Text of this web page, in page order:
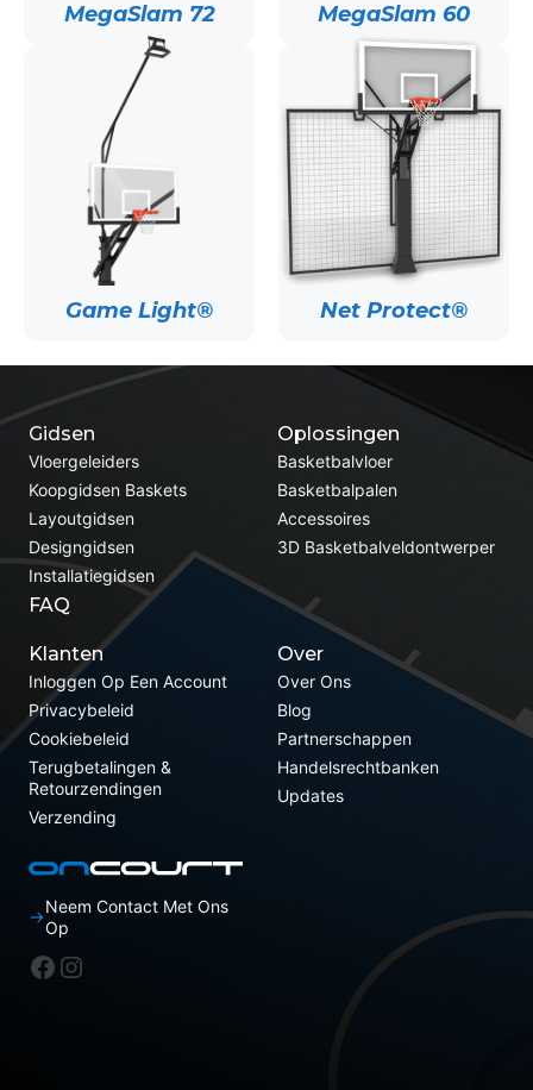
MegaSlam 72 MegaSlam 60
Game Light® Net Protect®
Oplossingen
Basketbalvloer
Basketbalpalen
Accessoires
3D Basketbalveldontwerper
Gidsen
Vloergeleiders
Koopgidsen Baskets
Layoutgidsen
Designgidsen
Installatiegidsen
FAQ
Klanten
Inloggen Op Een Account
Privacybeleid
Cookiebeleid
Terugbetalingen &
Retourzendingen
Verzending
Over
Over Ons
Blog
Partnerschappen
Handelsrechtbanken
Updates
Neem Contact Met Ons
Op
Facebook
Instagram